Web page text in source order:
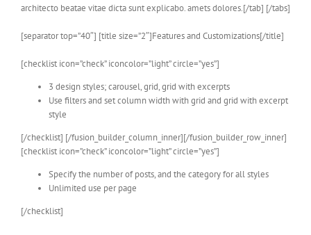
architecto beatae vitae dicta sunt explicabo. amets dolores.[/tab] [/tabs]
[separator top=”40″] [title size=”2″]Features and Customizations[/title]
[checklist icon=”check” iconcolor=”light” circle=”yes”]
3 design styles; carousel, grid, grid with excerpts
Use filters and set column width with grid and grid with excerpt
style
[/checklist] [/fusion_builder_column_inner][/fusion_builder_row_inner]
[checklist icon=”check” iconcolor=”light” circle=”yes”]
Specify the number of posts, and the category for all styles
Unlimited use per page
[/checklist]